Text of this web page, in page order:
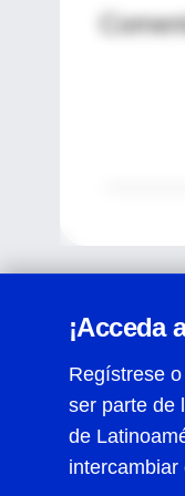
¡Acceda
Regístrese
ser parte de
de
intercambiar
Centro de
Términos